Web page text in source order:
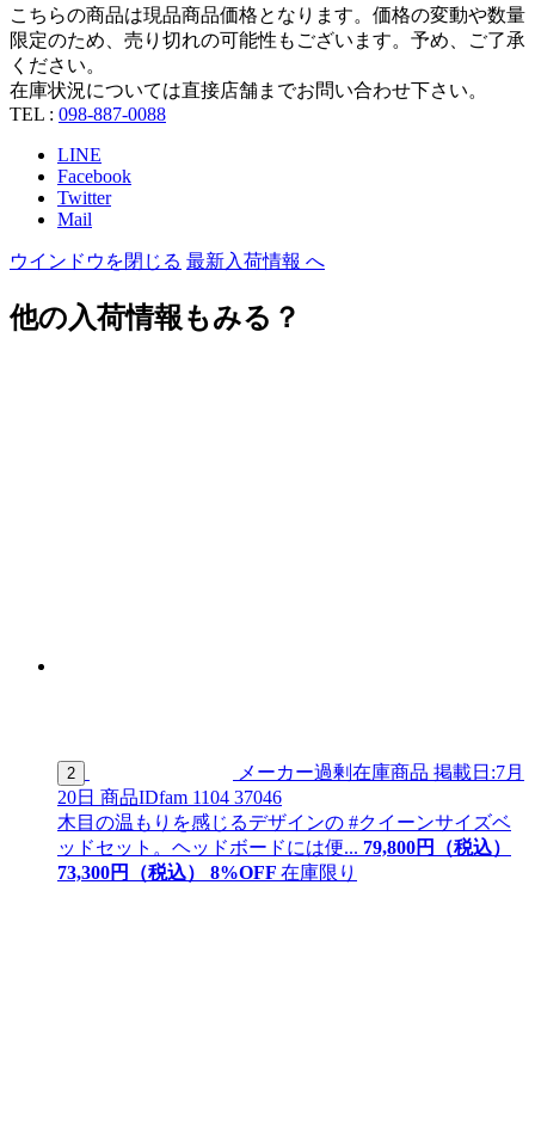
こちらの商品は現品商品価格となります。価格の変動や数量
限定のため、売り切れの可能性もございます。予め、ご了承
ください。
在庫状況については直接店舗までお問い合わせ下さい。
TEL : 098-887-0088
LINE
Facebook
Twitter
Mail
ウインドウを閉じる 最新入荷情報 へ
他の入荷情報もみる？
2 メーカー過剰在庫商品 掲載日:7月
20日 商品IDfam 1104 37046
木目の温もりを感じるデザインの #クイーンサイズベ
ッドセット。ヘッドボードには便... 79,800円（税込）
73,300円（税込） 8%OFF 在庫限り